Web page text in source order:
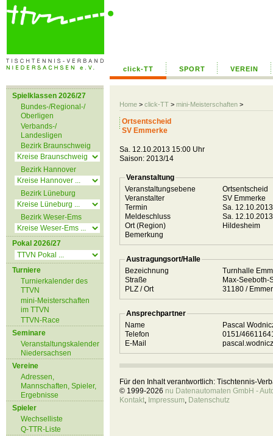
click-TT SPORT VEREIN
Home > click-TT > mini-Meisterschaften >
Spielklassen 2026/27
Bundes-/Regional-/
Oberligen
Verbands-/
Landesligen
Bezirk Braunschweig
Bezirk Hannover
Bezirk Lüneburg
Bezirk Weser-Ems
Pokal 2026/27
Turniere
Turnierkalender des
TTVN
mini-Meisterschaften
im TTVN
TTVN-Race
Seminare
Veranstaltungskalender
Niedersachsen
Vereine
Adressen,
Mannschaften, Spieler,
Ergebnisse
Spieler
Wechselliste
Q-TTR-Liste
Ortsentscheid
SV Emmerke
Sa. 12.10.2013 15:00 Uhr
Saison: 2013/14
Veranstaltung
Veranstaltungsebene
Ortsentscheid
Veranstalter
SV Emmerke
Termin
Sa.
Meldeschluss
Sa.
Ort (Region)
Hildesheim
Bemerkung
Austragungsort/Halle
Bezeichnung
Turnhalle
Straße
Max-Seeboth-
PLZ / Ort
31180 /
Ansprechpartner
Name
Pascal
Telefon
0151/
E-Mail
Für den Inhalt verantwortlich: Tischtennis-
© 1999-2026 nu Datenautomaten GmbH -
Kontakt, Impressum, Datenschutz